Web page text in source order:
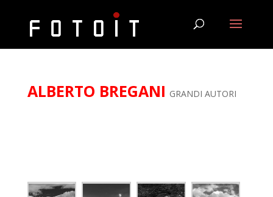
ALBERTO BREGANI GRANDI AUTORI